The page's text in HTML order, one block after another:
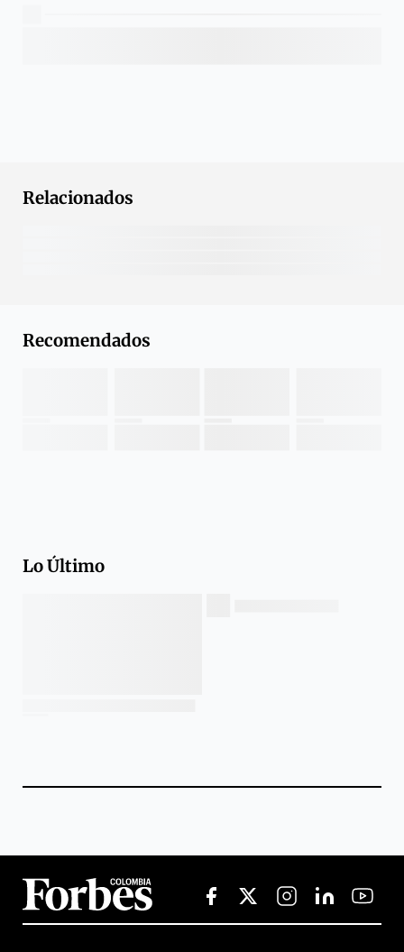
Relacionados
Recomendados
Lo Último